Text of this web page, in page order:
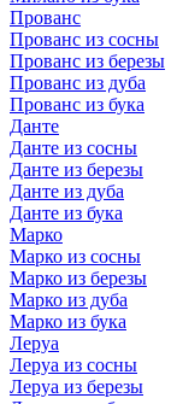
Прованс
Прованс из сосны
Прованс из березы
Прованс из дуба
Прованс из бука
Данте
Данте из сосны
Данте из березы
Данте из дуба
Данте из бука
Марко
Марко из сосны
Марко из березы
Марко из дуба
Марко из бука
Леруа
Леруа из сосны
Леруа из березы